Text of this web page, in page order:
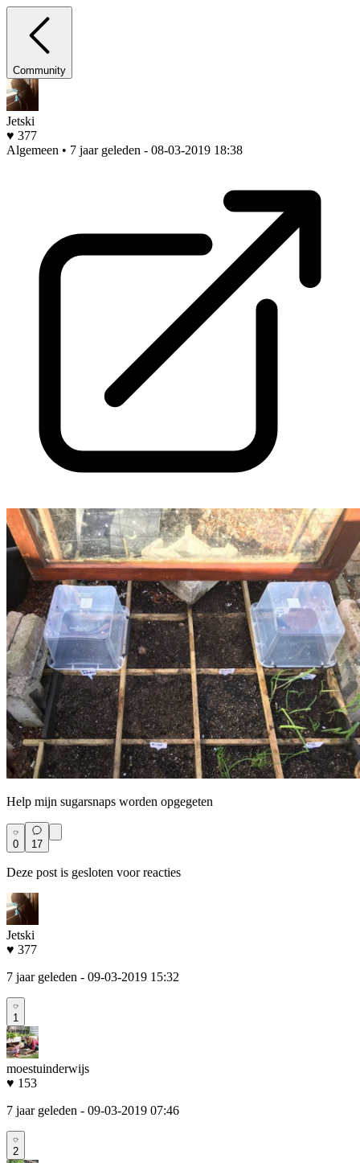
Community
Jetski
♥ 377
Algemeen • 7 jaar geleden - 08-03-2019 18:38
Help mijn sugarsnaps worden opgegeten
0 17
Deze post is gesloten voor reacties
Jetski
♥ 377
7 jaar geleden - 09-03-2019 15:32
1
moestuinderwijs
♥ 153
7 jaar geleden - 09-03-2019 07:46
2